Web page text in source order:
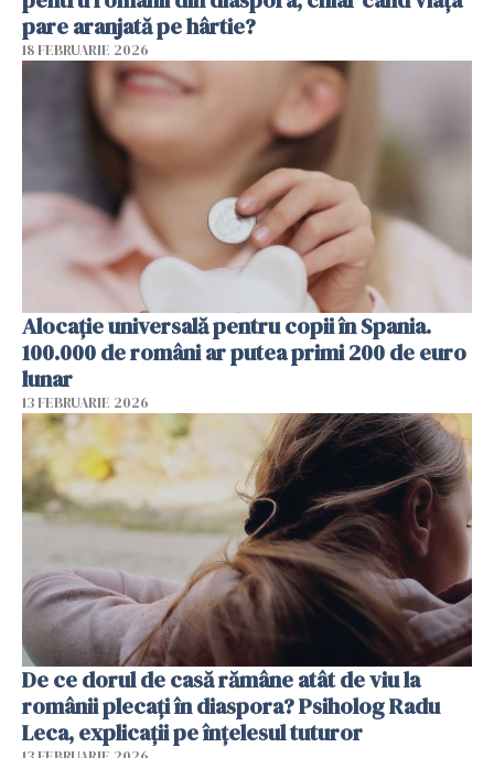
pare aranjată pe hârtie?
18 FEBRUARIE 2026
Alocație universală pentru copii în Spania.
100.000 de români ar putea primi 200 de euro
lunar
13 FEBRUARIE 2026
De ce dorul de casă rămâne atât de viu la
românii plecați în diaspora? Psiholog Radu
Leca, explicații pe înțelesul tuturor